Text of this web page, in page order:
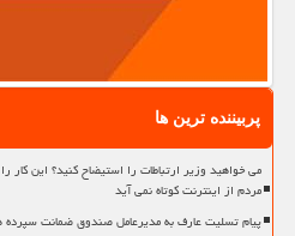
پربیننده ترین ها
می خواهید وزیر ارتباطات را استیضاح کنید؟ این کار
مردم از اینترنت کوتاه نمی آید
پیام تسلیت عارف به مدیرعامل صندوق ضمانت سپرده